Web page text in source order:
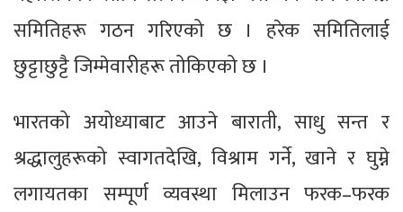
समितिहरू गठन गरिएको छ । हरेक समितिलाई
छुट्टाछुट्टै जिम्मेवारीहरू तोकिएको छ ।
भारतको अयोध्याबाट आउने बाराती, साधु सन्त र
श्रद्धालुहरूको स्वागतदेखि, विश्राम गर्ने, खाने र घुम्ने
लगायतका सम्पूर्ण व्यवस्था मिलाउन फरक–फरक